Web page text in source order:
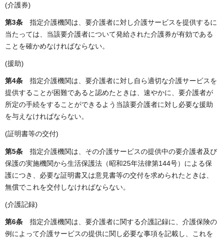
(介護券)
第3条 指定介護機関は、要介護者に対し介護サービスを提供するに
当たっては、当該要介護者について発給された介護券が有効である
ことを確かめなければならない。
(援助)
第4条 指定介護機関は、要介護者に対し自ら適切な介護サービスを
提供することが困難であると認めたときは、速やかに、要介護者が
所定の手続をすることができるよう当該要介護者に対し必要な援助
を与えなければならない。
(証明書等の交付)
第5条 指定介護機関は、その介護サービスの提供中の要介護者及び
保護の実施機関から生活保護法（昭和25年法律第144号）による保
護につき、必要な証明書又は意見書等の交付を求められたときは、
無償でこれを交付しなければならない。
(介護記録)
第6条 指定介護機関は、要介護者に関する介護記録に、介護保険の
例によって介護サービスの提供に関し必要な事項を記載し、これを